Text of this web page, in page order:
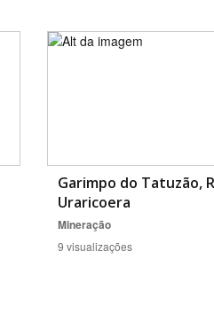
Garimpo do Tatuzão,
Uraricoera
Mineração
9 visualizações